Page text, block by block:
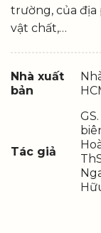
trường, của địa
vật chất,…
Nhà xuất
bản
Tác giả